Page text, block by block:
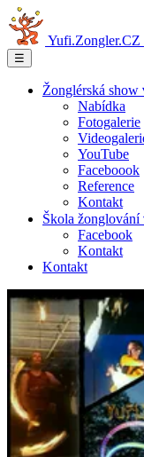
Yufi.Zongler.CZ
☰
Žonglérská show
Nabídka
Fotogalerie
YouTube
Faceboook
Reference
Kontakt
Škola žonglování
Facebook
Kontakt
Kontakt